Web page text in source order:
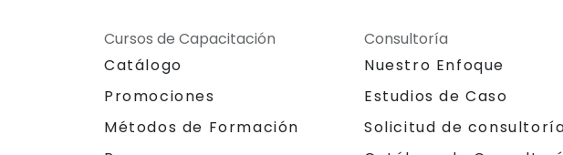
Cursos de Capacitación
Catálogo
Promociones
Métodos de Formación
Consultoría
Nuestro Enfoque
Estudios de Caso
Solicitud de